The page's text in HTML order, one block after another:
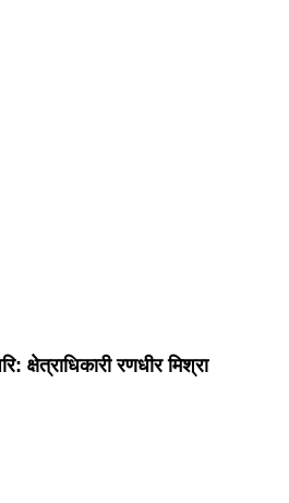
क्षेत्राधिकारी रणधीर मिश्रा